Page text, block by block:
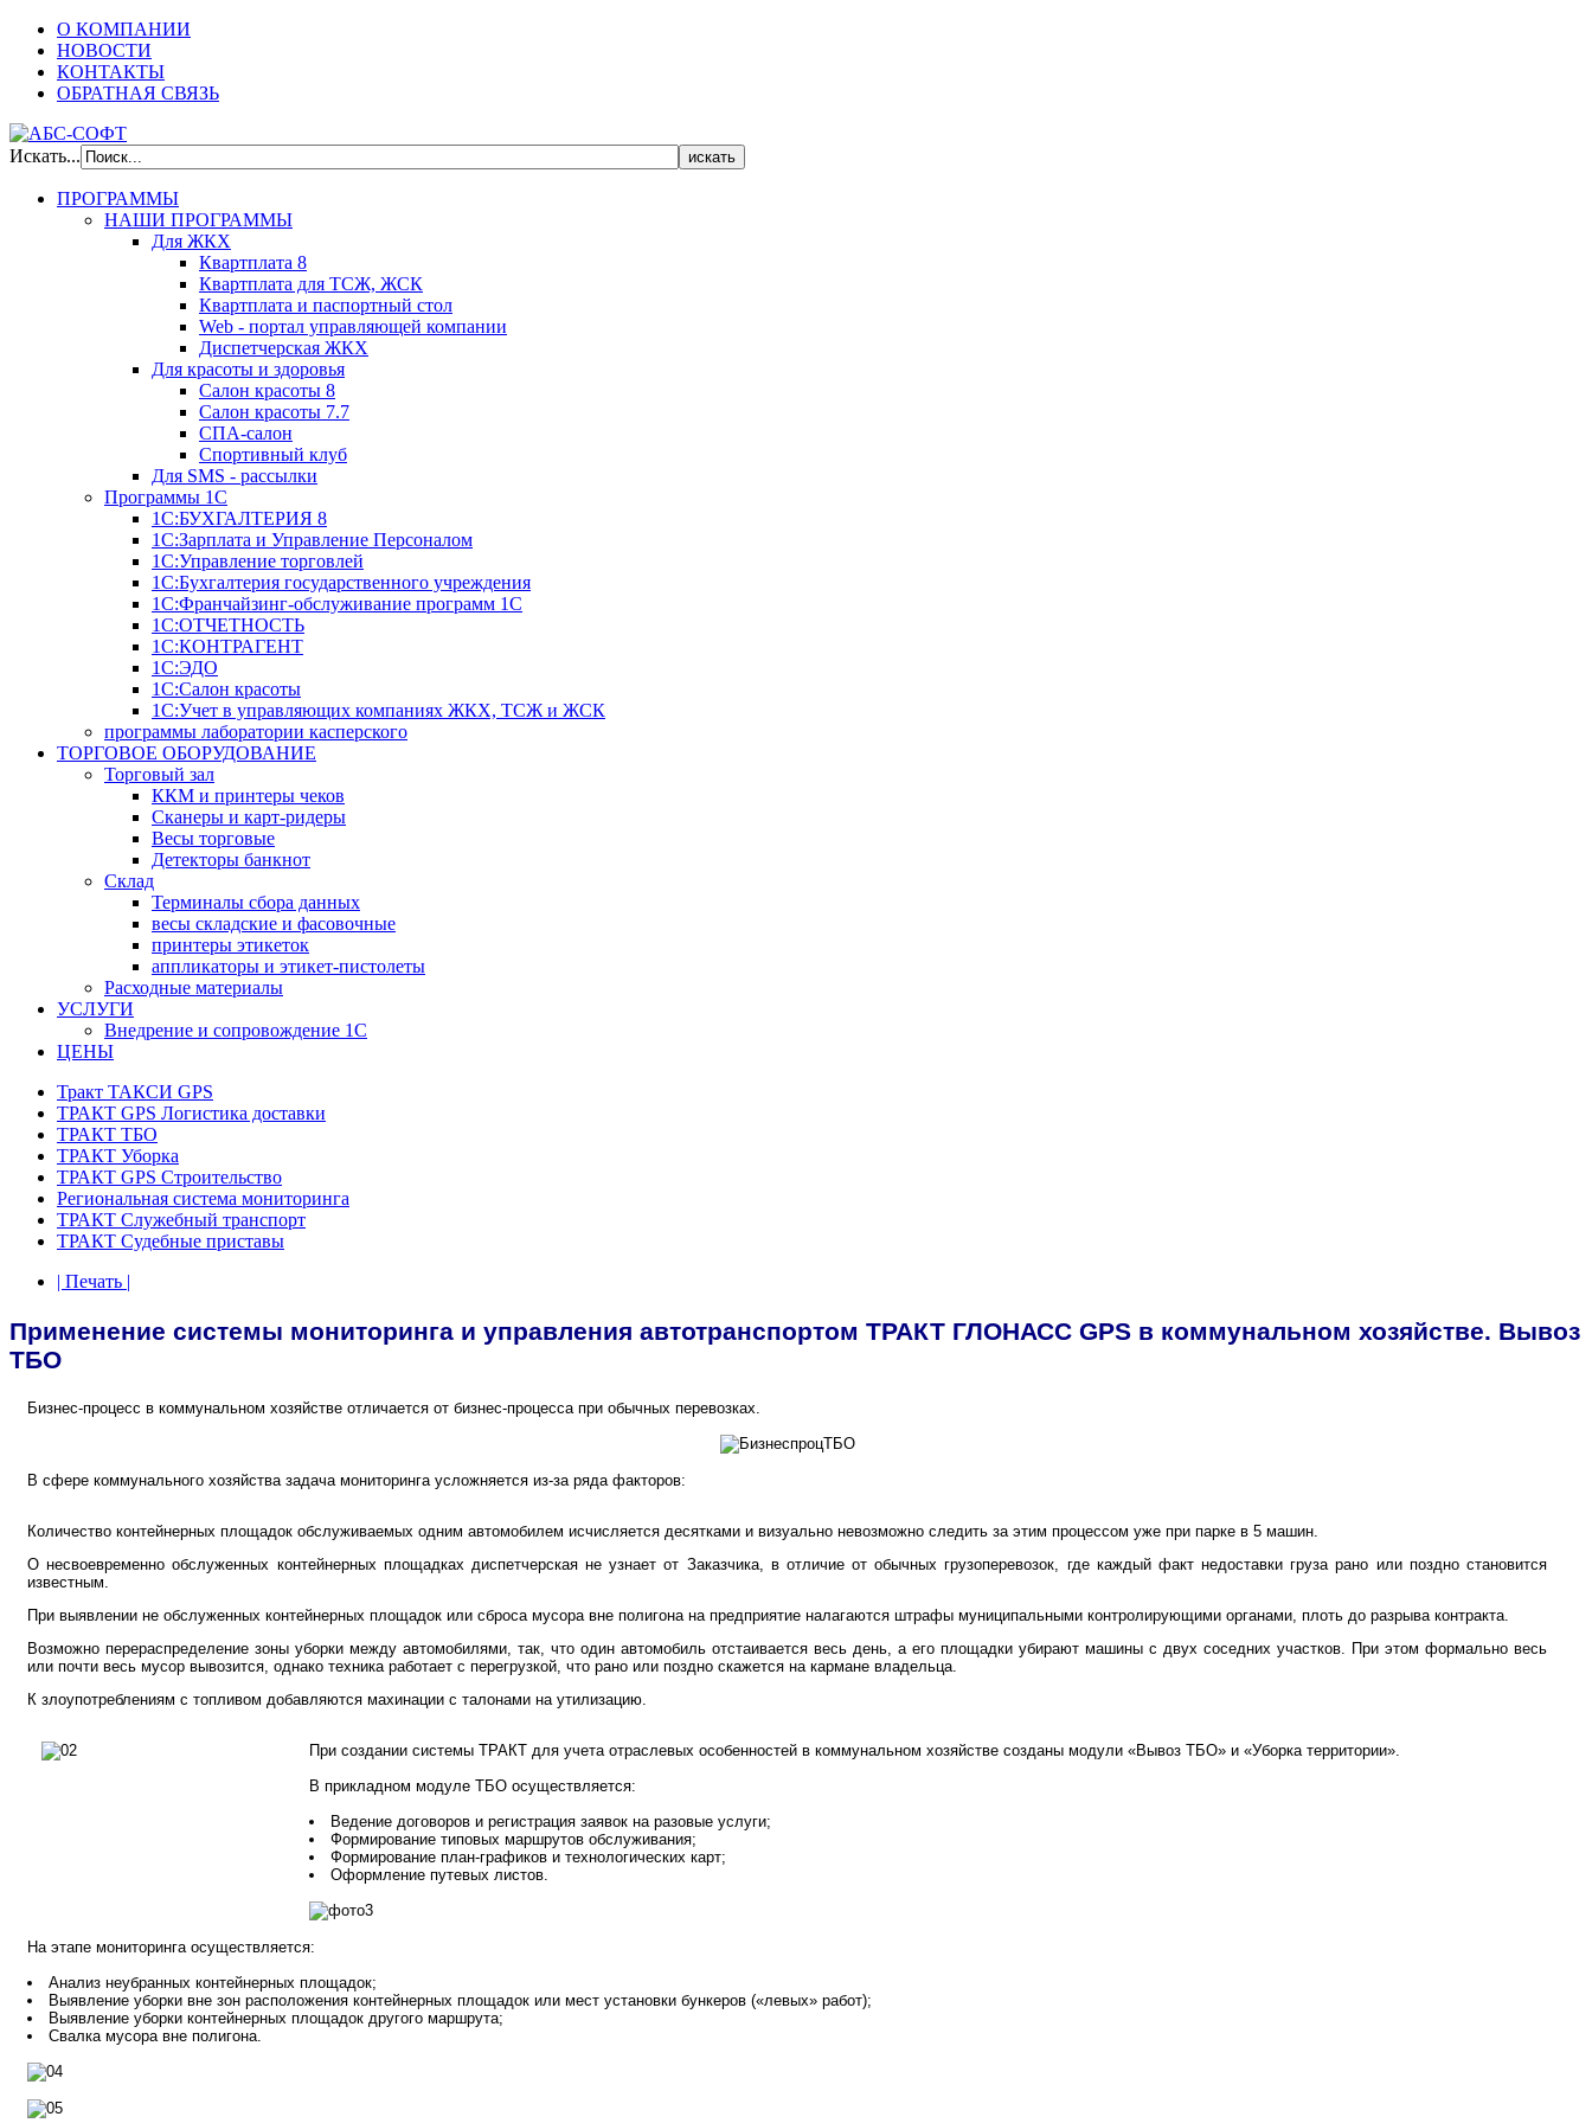
О КОМПАНИИ
НОВОСТИ
КОНТАКТЫ
ОБРАТНАЯ СВЯЗЬ
Искать...
ПРОГРАММЫ
НАШИ ПРОГРАММЫ
Для ЖКХ
Квартплата 8
Квартплата для ТСЖ, ЖСК
Квартплата и паспортный стол
Web - портал управляющей компании
Диспетчерская ЖКХ
Для красоты и здоровья
Салон красоты 8
Салон красоты 7.7
СПА-салон
Спортивный клуб
Для SMS - рассылки
Программы 1С
1С:БУХГАЛТЕРИЯ 8
1С:Зарплата и Управление Персоналом
1С:Управление торговлей
1С:Бухгалтерия государственного учреждения
1С:Франчайзинг-обслуживание программ 1С
1С:ОТЧЕТНОСТЬ
1С:КОНТРАГЕНТ
1С:ЭДО
1С:Салон красоты
1С:Учет в управляющих компаниях ЖКХ, ТСЖ и ЖСК
программы лаборатории касперского
ТОРГОВОЕ ОБОРУДОВАНИЕ
Торговый зал
ККМ и принтеры чеков
Сканеры и карт-ридеры
Весы торговые
Детекторы банкнот
Склад
Терминалы сбора данных
весы складские и фасовочные
принтеры этикеток
аппликаторы и этикет-пистолеты
Расходные материалы
УСЛУГИ
Внедрение и сопровождение 1С
ЦЕНЫ
Тракт ТАКСИ GPS
ТРАКТ GPS Логистика доставки
ТРАКТ ТБО
ТРАКТ Уборка
ТРАКТ GPS Строительство
Региональная система мониторинга
ТРАКТ Служебный транспорт
ТРАКТ Судебные приставы
| Печать |
Применение системы мониторинга и управления автотранспортом ТРАКТ ГЛОНАСС GPS в коммунальном хозяйстве. Вывоз
ТБО
Бизнес-процесс в коммунальном хозяйстве отличается от бизнес-процесса при обычных перевозках.
В сфере коммунального хозяйства задача мониторинга усложняется из-за ряда факторов:
Количество контейнерных площадок обслуживаемых одним автомобилем исчисляется десятками и визуально невозможно следить за этим процессом уже при парке в 5 машин.
О несвоевременно обслуженных контейнерных площадках диспетчерская не узнает от Заказчика, в отличие от обычных грузоперевозок, где каждый факт недоставки груза рано или поздно становится
известным.
При выявлении не обслуженных контейнерных площадок или сброса мусора вне полигона на предприятие налагаются штрафы муниципальными контролирующими органами, плоть до разрыва контракта.
Возможно перераспределение зоны уборки между автомобилями, так, что один автомобиль отстаивается весь день, а его площадки убирают машины с двух соседних участков. При этом формально весь
или почти весь мусор вывозится, однако техника работает с перегрузкой, что рано или поздно скажется на кармане владельца.
К злоупотреблениям с топливом добавляются махинации с талонами на утилизацию.
При создании системы ТРАКТ для учета отраслевых особенностей в коммунальном хозяйстве созданы модули «Вывоз ТБО» и «Уборка территории».
В прикладном модуле ТБО осуществляется:
Ведение договоров и регистрация заявок на разовые услуги;
Формирование типовых маршрутов обслуживания;
Формирование план-графиков и технологических карт;
Оформление путевых листов.
На этапе мониторинга осуществляется:
Анализ неубранных контейнерных площадок;
Выявление уборки вне зон расположения контейнерных площадок или мест установки бункеров («левых» работ);
Выявление уборки контейнерных площадок другого маршрута;
Свалка мусора вне полигона.